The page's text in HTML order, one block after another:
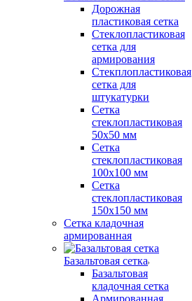
Дорожная
пластиковая сетка
Стеклопластиковая
сетка для
армирования
Стекплопластиковая
сетка для
штукатурки
Сетка
стеклопластиковая
50x50 мм
Сетка
стеклопластиковая
100x100 мм
Сетка
стеклопластиковая
150x150 мм
Сетка кладочная
армированная
Базальтовая сетка
Базальтовая
кладочная сетка
Армированная